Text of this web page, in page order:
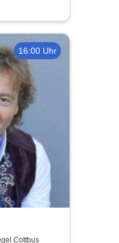
16:00 Uhr
Cottbus